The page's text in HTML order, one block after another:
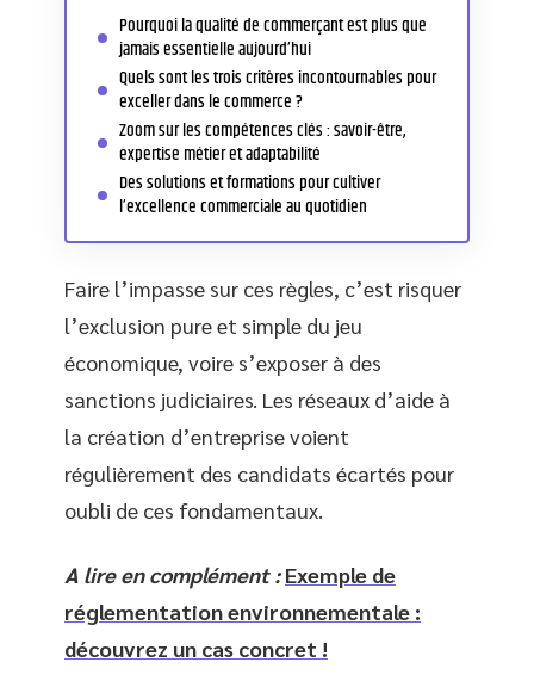
Pourquoi la qualité de commerçant est plus que
jamais essentielle aujourd’hui
Quels sont les trois critères incontournables pour
exceller dans le commerce ?
Zoom sur les compétences clés : savoir-être,
expertise métier et adaptabilité
Des solutions et formations pour cultiver
l’excellence commerciale au quotidien
Faire l’impasse sur ces règles, c’est risquer
l’exclusion pure et simple du jeu
économique, voire s’exposer à des
sanctions judiciaires. Les réseaux d’aide à
la création d’entreprise voient
régulièrement des candidats écartés pour
oubli de ces fondamentaux.
A lire en complément : Exemple de
réglementation environnementale :
découvrez un cas concret !